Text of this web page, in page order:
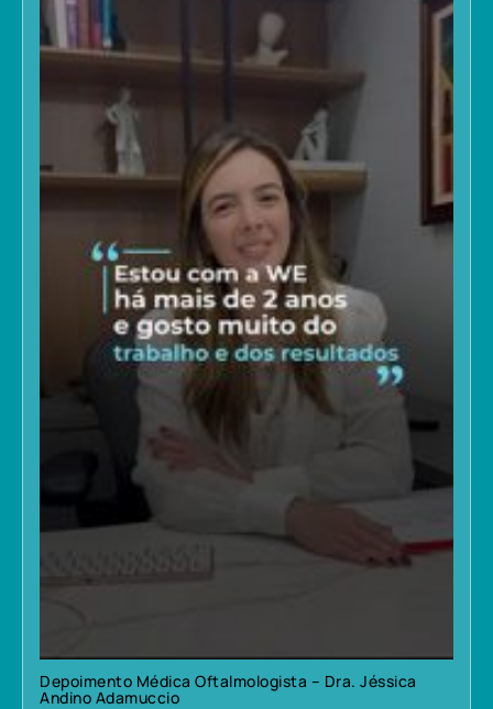
Depoimento Médica Oftalmologista – Dra. Jéssica
Andino Adamuccio